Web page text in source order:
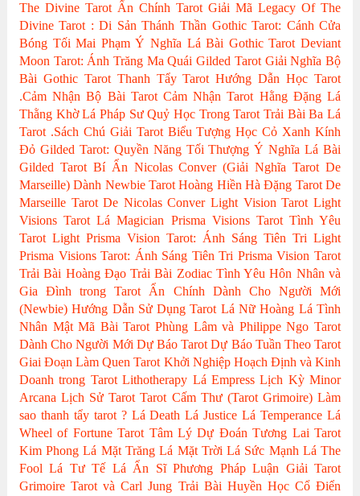
The Divine Tarot Ẩn Chính Tarot Giải Mã Legacy Of The
Divine Tarot : Di Sản Thánh Thần Gothic Tarot: Cánh Cửa
Bóng Tối Mai Phạm Ý Nghĩa Lá Bài Gothic Tarot Deviant
Moon Tarot: Ánh Trăng Ma Quái Gilded Tarot Giải Nghĩa Bộ
Bài Gothic Tarot Thanh Tẩy Tarot Hướng Dẫn Học Tarot
.Cảm Nhận Bộ Bài Tarot Cảm Nhận Tarot Hằng Đặng Lá
Thằng Khờ Lá Pháp Sư Quỷ Học Trong Tarot Trải Bài Ba Lá
Tarot .Sách Chú Giải Tarot Biểu Tượng Học Cỏ Xanh Kính
Đỏ Gilded Tarot: Quyền Năng Tối Thượng Ý Nghĩa Lá Bài
Gilded Tarot Bí Ẩn Nicolas Conver (Giải Nghĩa Tarot De
Marseille) Dành Newbie Tarot Hoàng Hiền Hà Đặng Tarot De
Marseille Tarot De Nicolas Conver Light Vision Tarot Light
Visions Tarot Lá Magician Prisma Visions Tarot Tình Yêu
Tarot Light Prisma Vision Tarot: Ánh Sáng Tiên Tri Light
Prisma Visions Tarot: Ánh Sáng Tiên Tri Prisma Vision Tarot
Trải Bài Hoàng Đạo Trải Bài Zodiac Tình Yêu Hôn Nhân và
Gia Đình trong Tarot
Ẩn Chính
Dành Cho Người Mới
(Newbie) Hướng Dẫn Sử Dụng Tarot Lá Nữ Hoàng Lá Tình
Nhân Mật Mã Bài Tarot Phùng Lâm và Philippe Ngo Tarot
Dành Cho Người Mới Dự Báo Tarot Dự Báo Tuần Theo Tarot
Giai Đoạn Làm Quen Tarot Khởi Nghiệp Hoạch Định và Kinh
Doanh trong Tarot Lithotherapy Lá Empress Lịch Kỳ Minor
Arcana Lịch Sử Tarot Tarot Cấm Thư (Tarot Grimoire) Làm
sao thanh tẩy tarot ? Lá Death Lá Justice Lá Temperance Lá
Wheel of Fortune Tarot Tâm Lý Dự Đoán Tương Lai Tarot
Kim Phong Lá Mặt Trăng Lá Mặt Trời Lá Sức Mạnh Lá The
Fool Lá Tư Tế Lá Ẩn Sĩ Phương Pháp Luận Giải Tarot
Grimoire Tarot và Carl Jung Trải Bài Huyền Học Cổ Điển